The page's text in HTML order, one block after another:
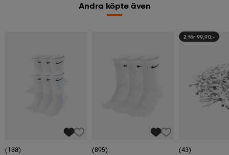
Andra köpte även
(188)
(895)
2 för 99,90:-
(43)